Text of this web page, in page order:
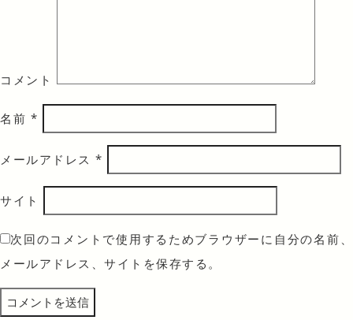
コメント
名前 *
メールアドレス *
サイト
次回のコメントで使用するためブラウザーに自分の名前、
メールアドレス、サイトを保存する。